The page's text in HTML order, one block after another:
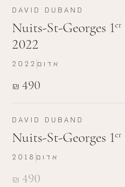
DAVID DUBAND
Nuits-St-Georges 1er
2022
₪ 490
2022 אדום
DAVID DUBAND
Nuits-St-Georges 1er
₪ 490
2018 אדום